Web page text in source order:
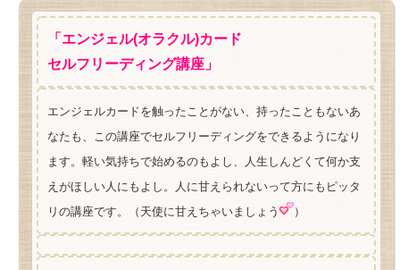
「エンジェル(オラクル)カード
セルフリーディング講座」
エンジェルカードを触ったことがない、持ったこともないあ
なたも、この講座でセルフリーディングをできるようになり
ます。軽い気持ちで始めるのもよし、人生しんどくて何か支
えがほしい人にもよし。人に甘えられないって方にもピッタ
リの講座です。（天使に甘えちゃいましょう
）